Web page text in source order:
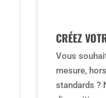
CRÉEZ
Vous
mesure,
standards ?